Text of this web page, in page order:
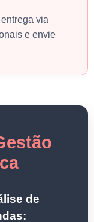
via
e envie
de